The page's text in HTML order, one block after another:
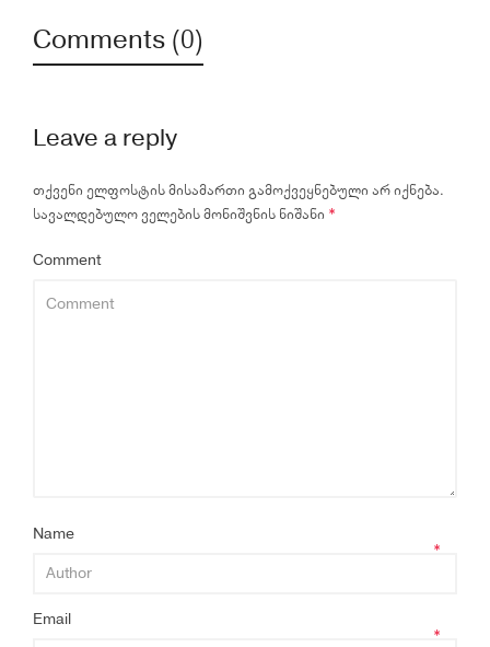
Comments (0)
Leave a reply
თქვენი ელფოსტის მისამართი გამოქვეყნებული არ იქნება.
სავალდებულო ველების მონიშვნის ნიშანი *
Comment
Name
*
Email
*